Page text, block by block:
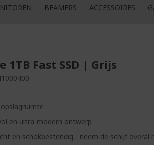
BEAMERS ACCESSOIRES
1TB Fast SSD | Grijs
opslagruimte
en ultra-modern ontwerp
en schokbestendig - neem de schijf overal